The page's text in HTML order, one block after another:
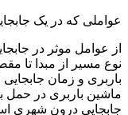
عواملی که در یک
از عوامل موثر در
نوع مسیر از مبدا تا
باربری و زمان
ماشین باربری در حمل
جابجایی درون شهری